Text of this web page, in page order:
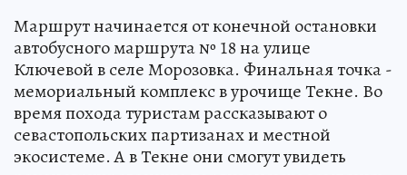
Маршрут начинается от конечной остановки
автобусного маршрута № 18 на улице
Ключевой в селе Морозовка. Финальная точка -
мемориальный комплекс в урочище Текне. Во
время похода туристам рассказывают о
севастопольских партизанах и местной
экосистеме. А в Текне они смогут увидеть